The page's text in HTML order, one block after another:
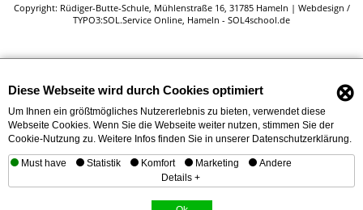
Copyright: Rüdiger-Butte-Schule, Mühlenstraße 16, 31785 Hameln | Webdesign /
TYPO3:SOL.Service Online, Hameln - SOL4school.de
Diese Webseite wird durch Cookies optimiert ⊗
Um Ihnen ein größtmögliches Nutzererlebnis zu bieten, verwendet diese
Webseite Cookies. Wenn Sie die Webseite weiter nutzen, stimmen Sie der
Cookie-Nutzung zu. Weitere Infos finden Sie in unserer Datenschutzerklärung.
Must have Statistik Komfort Marketing
Andere
Details +